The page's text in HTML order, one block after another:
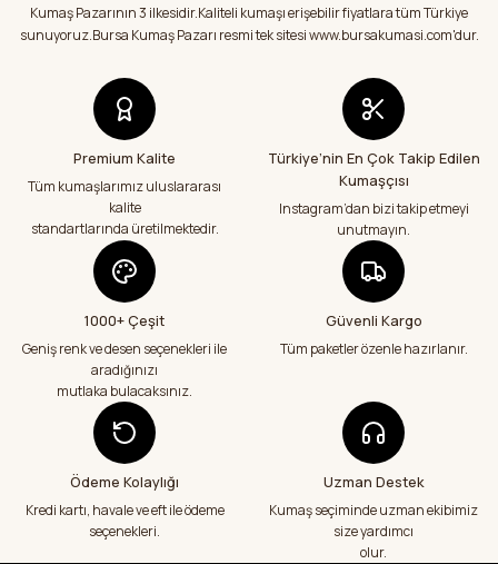
Bu ürüne benzer farklı alternatifler olmalı.
memnun kaldım.Teşekkürler
Kumaşlar eksiksiz tertemiz bir şekilde geldi
çok teşekkür ediyorum
Abdurrahman Samsur | 24/07/2026
Teslimatım özenli güzel hazırlanmış bir
şekilde geldi çok memnun kaldım emeği
geçenlere teşekkür ediyorum
Abdurrahman Samsur | 24/07/2026
Aradığım kumaşçı artık hep buradan alış
veriş yapacağım in şa Allah çünkü 4 farklı
kumaş aldım hem ölçü olarak hem
görüntü,doku olarak çok memnun kaldım
emeği geçenlere teşekkür ediyorum
A... S... | 24/07/2026
Fiyatlar uygun ve çok fazla seçenek var
başka bir yerde bu kadar çeşit görmedim
büyük kolaylık emeği geçenlere teşekkür
Kumaş Pazarının 3 ilkesidir.Kaliteli kumaşı erişebilir fiyatlara tüm Türkiye
sunuyoruz.Bursa Kumaş Pazarı resmi tek sitesi www.bursakumasi.com'dur.
Premium Kalite
Tüm kumaşlarımız uluslararası
kalite
standartlarında üretilmektedir.
Türkiye’nin En Çok Takip Edilen
Kumaşçısı
Instagram’dan bizi takip etmeyi
unutmayın.
1000+ Çeşit
Geniş renk ve desen seçenekleri ile
aradığınızı
mutlaka bulacaksınız.
Güvenli Kargo
Tüm paketler özenle hazırlanır.
Ödeme Kolaylığı
Kredi kartı, havale ve eft ile ödeme
seçenekleri.
Uzman Destek
Kumaş seçiminde uzman ekibimiz
size yardımcı
olur.